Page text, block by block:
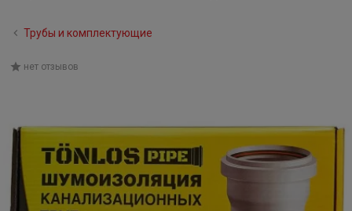
Трубы и комплектующие
нет отзывов